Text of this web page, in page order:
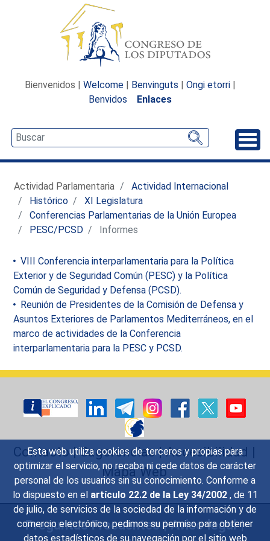
Esta web utiliza cookies de terceros y propias para
optimizar el servicio, no recaba ni cede datos de carácter
personal de los usuarios sin su conocimiento. Conforme a
lo dispuesto en el artículo 22.2 de la Ley 34/2002 , de 11
de julio, de servicios de la sociedad de la información y de
comercio electrónico, pedimos su permiso para obtener
datos estadísticos de su navegación por el sitio web
Bienvenidos | Welcome | Benvinguts | Ongi etorri |
Benvidos
Enlaces
Actividad Parlamentaria
Actividad Internacional
Histórico
XI Legislatura
Conferencias Parlamentarias de la Unión Europea
PESC/PCSD
Informes
VIII Conferencia interparlamentaria para la Política
Exterior y de Seguridad Común (PESC) y la Política
Común de Seguridad y Defensa (PCSD).
Reunión de Presidentes de la Comisión de Defensa y
Asuntos Exteriores de Parlamentos Mediterráneos, en el
marco de actividades de la Conferencia
interparlamentaria para la PESC y PCSD.
Contacto|Sugerencias|Accesibilidad |
Mapa Web
Preguntas Frecuentes|Aviso legal|